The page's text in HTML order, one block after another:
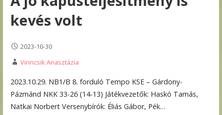
kevés volt
2023-10-30
Virincsik Anasztázia
2023.10.29. NB1/B 8. forduló Tempo KSE – Gárdony-
Pázmánd NKK 33-26 (14-13) Játékvezetők: Haskó Tamás,
Natkai Norbert Versenybírók: Éliás Gábor, Pék…